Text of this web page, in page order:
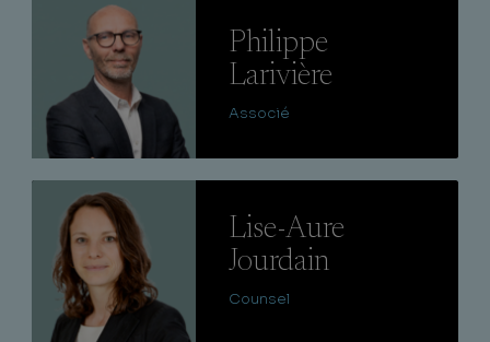
Philippe
Larivière
Associé
Lise-Aure
Jourdain
Counsel